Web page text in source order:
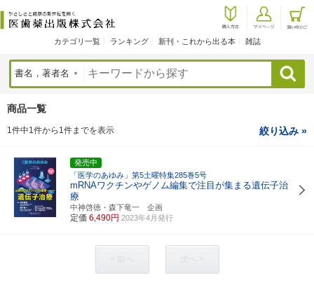
カテゴリ一覧 ランキング 新刊・これから出る本 雑誌
検索
商品一覧
1件中1件から1件までを表示 絞り込み »
発売中
「医学のあゆみ」第5土曜特集285巻5号
mRNAワクチンやゲノム編集で注目が集まる遺伝子治
療
中神啓徳・森下竜一 企画
定価 6,490円 2023年4月発行